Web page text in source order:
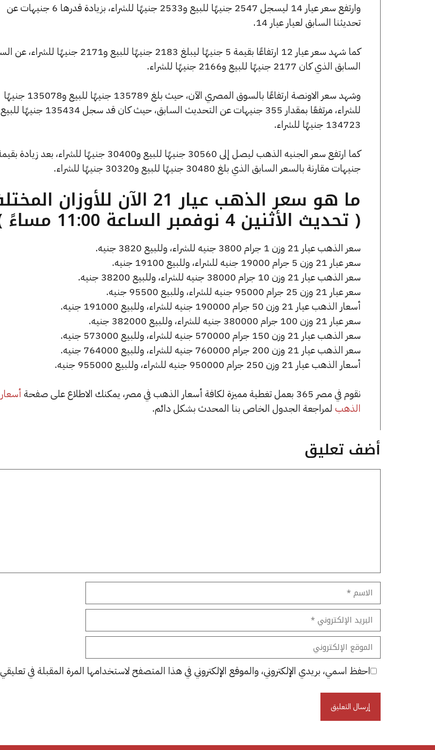
وارتفع سعر عيار 14 ليسجل 2547 جنيهًا للبيع و2533 جنيهًا للشراء، بزيادة قدرها 6 جنيهات عن
تحديثنا السابق لعيار عيار 14.
كما شهد سعر عيار 12 ارتفاعًا بقيمة 5 جنيهًا ليبلغ 2183 جنيهًا للبيع و2171 جنيهًا
السابق الذي كان 2177 جنيهًا للبيع و2166 جنيهًا للشراء.
وشهد سعر الاونصة ارتفاعًا بالسوق المصري الآن، حيث بلغ 135789 جنيهًا للبيع و135078 جنيهًا
للشراء، مرتفعًا بمقدار 355 جنيهات عن التحديث السابق، حيث كان قد سجل
134723 جنيهًا للشراء.
جنيهات مقارنة بالسعر السابق الذي بلغ 30480 جنيهًا للبيع و30320 جنيهًا للشراء.
ما هو سعر الذهب عيار 21 الآن للأوزان
( تحديث الأثنين 4 نوفمبر الساعة 11:00 مساءً )
سعر الذهب عيار 21 وزن 1 جرام 3800 جنيه للشراء، وللبيع 3820 جنيه.
سعر عيار 21 وزن 5 جرام 19000 جنيه للشراء، وللبيع 19100 جنيه.
سعر الذهب عيار 21 وزن 10 جرام 38000 جنيه للشراء، وللبيع 38200 جنيه.
سعر عيار 21 وزن 25 جرام 95000 جنيه للشراء، وللبيع 95500 جنيه.
أسعار الذهب عيار 21 وزن 50 جرام 190000 جنيه للشراء، وللبيع 191000 جنيه.
سعر عيار 21 وزن 100 جرام 380000 جنيه للشراء، وللبيع 382000 جنيه.
سعر الذهب عيار 21 وزن 150 جرام 570000 جنيه للشراء، وللبيع 573000 جنيه.
سعر الذهب عيار 21 وزن 200 جرام 760000 جنيه للشراء، وللبيع 764000 جنيه.
أسعار الذهب عيار 21 وزن 250 جرام 950000 جنيه للشراء، وللبيع 955000 جنيه.
نقوم في مصر 365 بعمل تغطية مميزة لكافة أسعار الذهب في مصر، يمكنك الاطلاع على صفحة
أسعار
الذهب لمراجعة الجدول الخاص بنا المحدث بشكل دائم.
أضف تعليق
الاسم
البريد
الإلكتروني
الموقع
الإلكتروني
احفظ اسمي، بريدي الإلكتروني، والموقع الإلكتروني في هذا المتصفح لاستخدامها المرة المقبلة في